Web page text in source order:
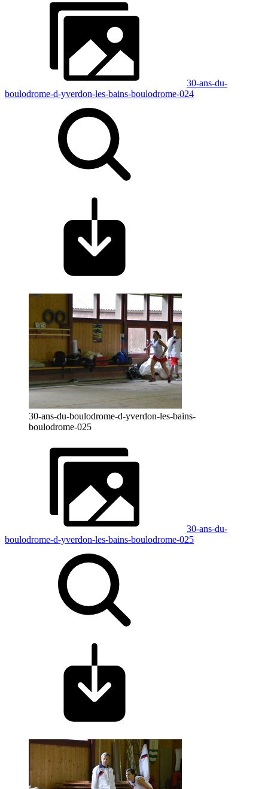
30-ans-du-
boulodrome-d-yverdon-les-bains-boulodrome-024
30-ans-du-boulodrome-d-yverdon-les-bains-
boulodrome-025
30-ans-du-
boulodrome-d-yverdon-les-bains-boulodrome-025